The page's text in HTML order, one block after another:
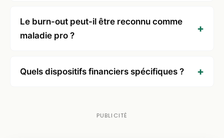
Le burn-out peut-il être reconnu comme
maladie pro ?
Quels dispositifs financiers spécifiques ?